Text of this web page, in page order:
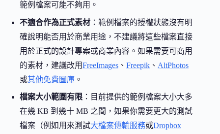
範例檔案可能不夠用。
不適合作為正式素材 ：範例檔案的授權狀態沒有明
確說明能否用於商業用途，不建議將這些檔案直接
用於正式的設計專案或商業內容。如果需要可商用
的素材，建議改用FreeImages 、 Freepik 、 AltPhotos
或其他免費圖庫 。
檔案大小範圍有限 ：目前提供的範例檔案大小大多
在幾 KB 到幾十 MB 之間，如果你需要更大的測試
檔案（例如用來測試大檔案傳輸服務或Dropbox